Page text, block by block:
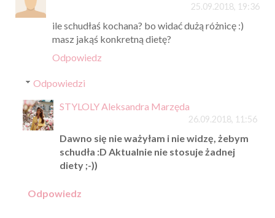
25.09.2018, 19:36
ile schudłaś kochana? bo widać dużą różnicę :)
masz jakąś konkretną dietę?
Odpowiedz
Odpowiedzi
STYLOLY Aleksandra Marzęda
26.09.2018, 11:56
Dawno się nie ważyłam i nie widzę, żebym
schudła :D Aktualnie nie stosuje żadnej
diety ;-))
Odpowiedz